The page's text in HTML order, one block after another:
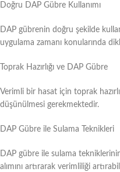
Doğru DAP Gübre Kullanımı
DAP gübrenin doğru şekilde
uygulama zamanı konularında
Toprak Hazırlığı ve DAP Gübre
Verimli bir hasat için toprak
düşünülmesi gerekmektedir.
DAP Gübre ile Sulama Teknikleri
DAP gübre ile sulama
alımını artırarak verimliliği